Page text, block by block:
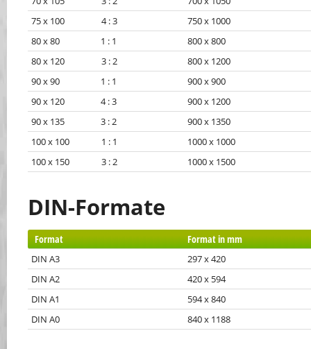
75 x 100 4 : 3
750 x 1000
80 x 80 1 : 1
800 x 800
80 x 120 3 : 2
800 x 1200
90 x 90 1 : 1
900 x 900
90 x 120 4 : 3
900 x 1200
90 x 135 3 : 2
900 x 1350
100 x 100 1 : 1
1000 x 1000
100 x 150 3 : 2
1000 x 1500
DIN-Formate
Format Format in mm
DIN A3
297 x 420
DIN A2
420 x 594
DIN A1
594 x 840
DIN A0
840 x 1188